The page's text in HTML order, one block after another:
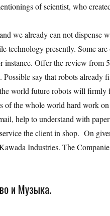
of scientist, who
we already can not dispense
technology presently. Some
instance. Offer the review
say that robots
world future robots will
of the whole world hard work
help to understand with
the client in shop. On
Industries. The
и Музыка.